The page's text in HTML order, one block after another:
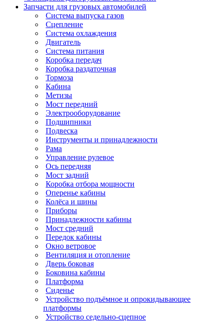
Запчасти для грузовых автомобилей
Система выпуска газов
Сцепление
Система охлаждения
Двигатель
Система питания
Коробка передач
Коробка раздаточная
Тормоза
Кабина
Метизы
Мост передний
Электрооборудование
Подшипники
Подвеска
Инструменты и принадлежности
Рама
Управление рулевое
Ось передняя
Мост задний
Коробка отбора мощности
Оперенье кабины
Колёса и шины
Приборы
Принадлежности кабины
Мост средний
Передок кабины
Окно ветровое
Вентиляция и отопление
Дверь боковая
Боковина кабины
Платформа
Сиденье
Устройство подъёмное и опрокидывающее
платформы
Устройство седельно-сцепное